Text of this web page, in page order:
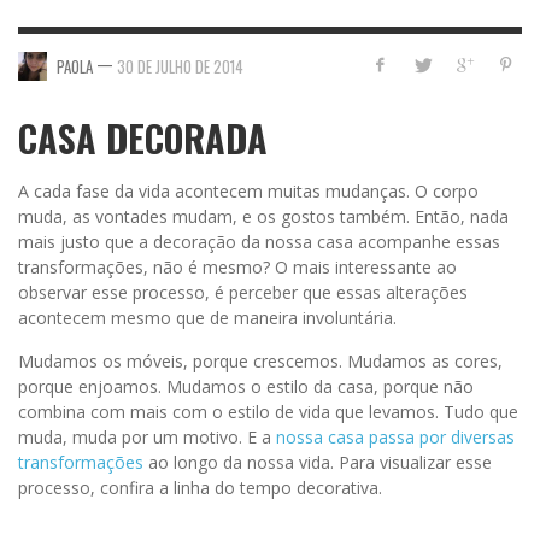
PAOLA — 30 DE JULHO DE 2014
CASA DECORADA
A cada fase da vida acontecem muitas mudanças. O corpo
muda, as vontades mudam, e os gostos também. Então, nada
mais justo que a decoração da nossa casa acompanhe essas
transformações, não é mesmo? O mais interessante ao
observar esse processo, é perceber que essas alterações
acontecem mesmo que de maneira involuntária.
Mudamos os móveis, porque crescemos. Mudamos as cores,
porque enjoamos. Mudamos o estilo da casa, porque não
combina com mais com o estilo de vida que levamos. Tudo que
muda, muda por um motivo. E a nossa casa passa por diversas
transformações ao longo da nossa vida. Para visualizar esse
processo, confira a linha do tempo decorativa.